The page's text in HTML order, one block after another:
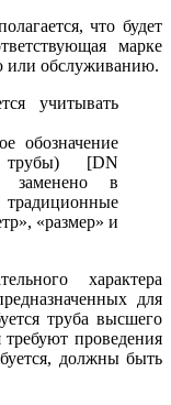
что будет
марке
или обслуживанию.
учитывать
трубы) [DN
заменено в
«размер» и
характера
для
труба высшего
проведения
должны быть